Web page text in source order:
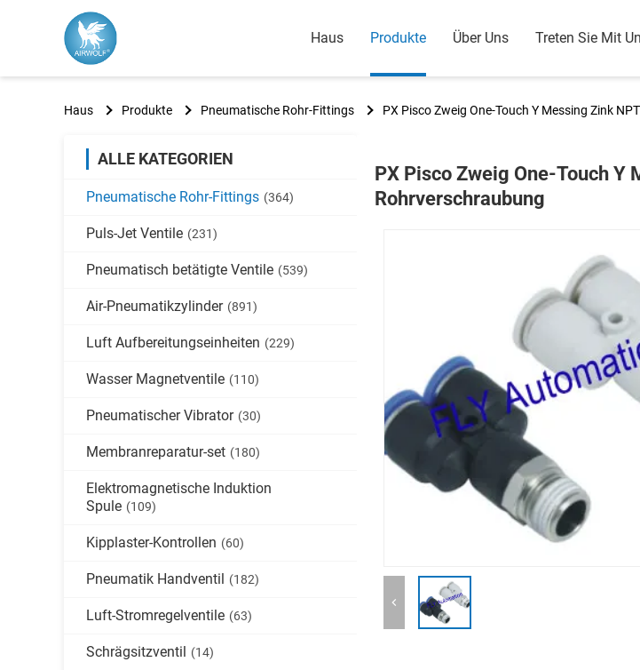
Haus Produkte Über Uns Treten Sie Mit
Haus Produkte Pneumatische Rohr-Fittings PX Pisco Zweig One-Touch Y Messing Zink
ALLE KATEGORIEN
Pneumatische Rohr-Fittings (364)
Puls-Jet Ventile (231)
Pneumatisch betätigte Ventile (539)
Air-Pneumatikzylinder (891)
Luft Aufbereitungseinheiten (229)
Wasser Magnetventile (110)
Pneumatischer Vibrator (30)
Membranreparatur-set (180)
Elektromagnetische Induktion
Spule (109)
Kipplaster-Kontrollen (60)
Pneumatik Handventil (182)
Luft-Stromregelventile (63)
Schrägsitzventil (14)
PX Pisco Zweig One-Touch Y
Rohrverschraubung